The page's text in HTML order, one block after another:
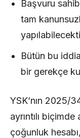
Başvuru
tam
Bütün bu
bir gerekçe
YSK’nın 2025/
ayrıntılı
çoğunluk